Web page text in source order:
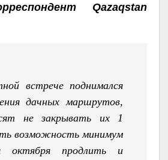
Qazaqstan
встрече поднимался
дачных маршрутов,
не закрывать их 1
возможность минимум
октября продлить и